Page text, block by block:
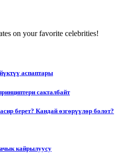
on your favorite celebrities!
аспаптары
сакталбайт
берет? Кандай өзгөрүүлөр болот?
кайрылуусу